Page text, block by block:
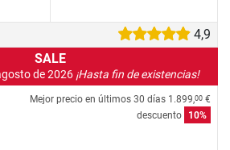
4,9
SALE
de 2026 ¡Hasta fin de existencias!
Mejor precio en últimos 30 días 1.899,00 €
descuento
10%